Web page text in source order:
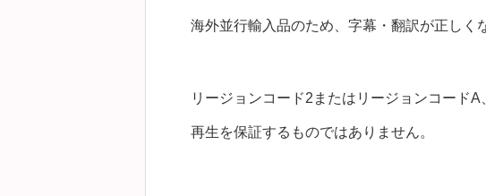
海外並行輸入品のため、字幕・翻訳が正しく
リージョンコード2またはリージョンコード
再生を保証するものではありません。